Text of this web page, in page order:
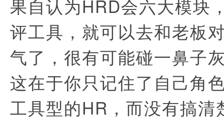
果自认为HRD会六大模块
评工具，就可以去和老板
气了，很有可能碰一鼻子
这在于你只记住了自己
工具型的HR，而没有搞清